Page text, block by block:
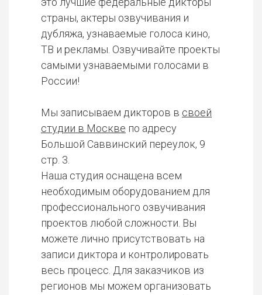
страны, актеры озвучивания и
дубляжа, узнаваемые голоса кино,
ТВ и рекламы. Озвучивайте проекты
самыми узнаваемыми голосами в
России!
Мы записываем дикторов в своей
студии в Москве по адресу
Большой Саввинский переулок, 9
стр. 3.
Наша студия оснащена всем
необходимым оборудованием для
профессионального озвучивания
проектов любой сложности. Вы
можете лично присутствовать на
записи диктора и контролировать
весь процесс. Для заказчиков из
регионов мы можем организовать